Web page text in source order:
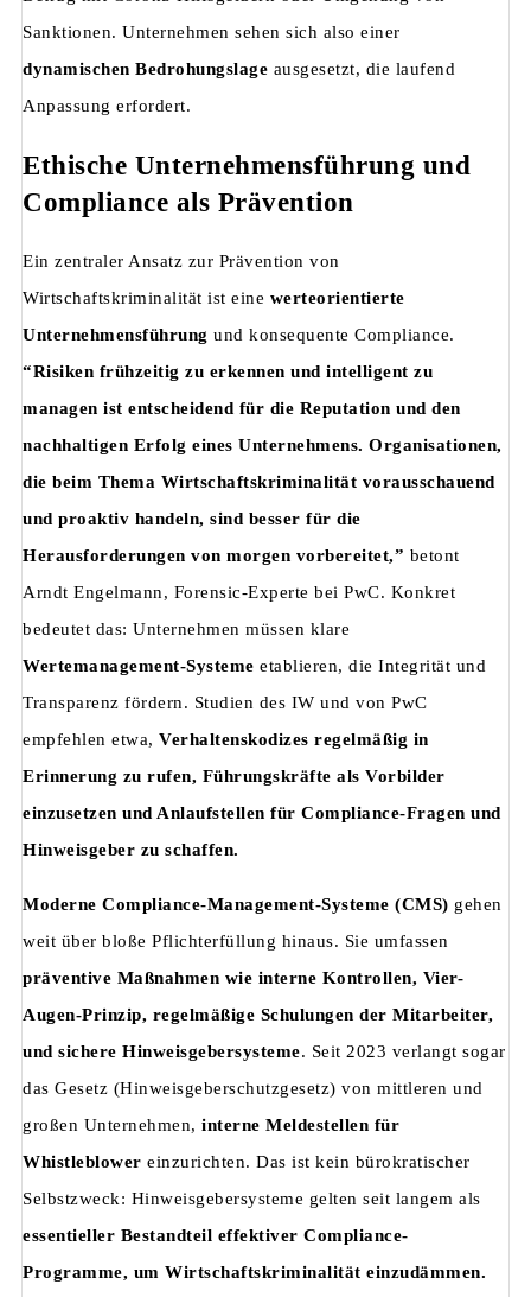
Sanktionen. Unternehmen sehen sich also einer
dynamischen Bedrohungslage ausgesetzt, die laufend
Anpassung erfordert.
Ethische Unternehmensführung und
Compliance als Prävention
Ein zentraler Ansatz zur Prävention von
Wirtschaftskriminalität ist eine werteorientierte
Unternehmensführung und konsequente Compliance.
“Risiken frühzeitig zu erkennen und intelligent zu
managen ist entscheidend für die Reputation und den
nachhaltigen Erfolg eines Unternehmens. Organisationen,
die beim Thema Wirtschaftskriminalität vorausschauend
und proaktiv handeln, sind besser für die
Herausforderungen von morgen vorbereitet,” betont
Arndt Engelmann, Forensic-Experte bei PwC. Konkret
bedeutet das: Unternehmen müssen klare
Wertemanagement-Systeme etablieren, die Integrität und
Transparenz fördern. Studien des IW und von PwC
empfehlen etwa, Verhaltenskodizes regelmäßig in
Erinnerung zu rufen, Führungskräfte als Vorbilder
einzusetzen und Anlaufstellen für Compliance-Fragen und
Hinweisgeber zu schaffen.
Moderne Compliance-Management-Systeme (CMS) gehen
weit über bloße Pflichterfüllung hinaus. Sie umfassen
präventive Maßnahmen wie interne Kontrollen, Vier-
Augen-Prinzip, regelmäßige Schulungen der Mitarbeiter,
und sichere Hinweisgebersysteme. Seit 2023 verlangt sogar
das Gesetz (Hinweisgeberschutzgesetz) von mittleren und
großen Unternehmen, interne Meldestellen für
Whistleblower einzurichten. Das ist kein bürokratischer
Selbstzweck: Hinweisgebersysteme gelten seit langem als
essentieller Bestandteil effektiver Compliance-
Programme, um Wirtschaftskriminalität einzudämmen.